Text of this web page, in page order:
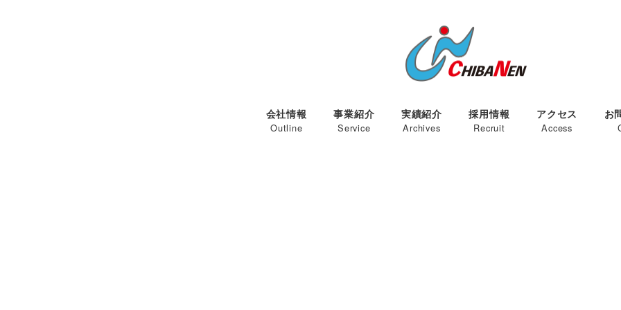
会社情報
Outline
事業紹介
Service
実績紹介
Archives
採用情報
Recruit
アクセス
Access
お